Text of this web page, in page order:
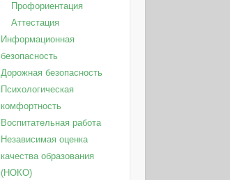
Профориентация
Аттестация
Информационная
безопасность
Дорожная безопасность
Психологическая
комфортность
Воспитательная работа
Независимая оценка
качества образования
(НОКО)